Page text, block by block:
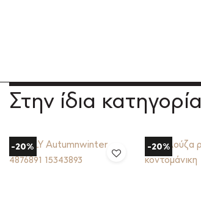
Στην ίδια κατηγορία
-20% -20%